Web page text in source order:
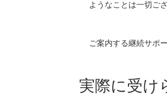
ようなことは一切ご
ご案内する継続サポ
実際に受け